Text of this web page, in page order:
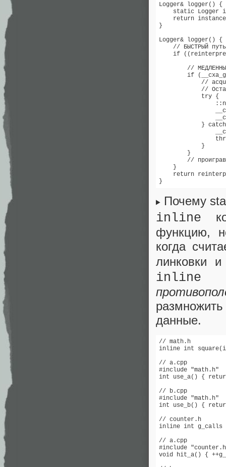
Logger& logger() {
static Logger
return
}
Logger& logger() {
// БЫСТРЫЙ
if
//
if
//
//
            try {
}
            }
        }
//
    }
return
}
Почему
inline
функцию,
когда
линковки
inline
данные.
// math.h
inline int
// a.cpp
#include "math.h"
int use_a() {
// b.cpp
#include "math.h"
int use_b() {
// counter.h
inline int g_calls =
// a.cpp
#include
void hit_a() {